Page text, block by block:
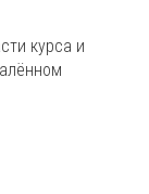
курса и